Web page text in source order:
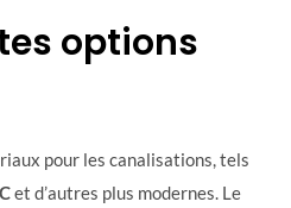
options
pour les canalisations, tels
et d’autres plus modernes. Le